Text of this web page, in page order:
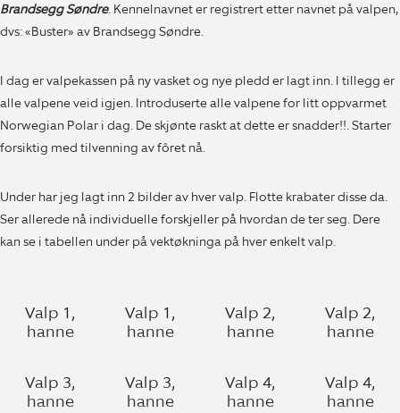
Brandsegg Søndre. Kennelnavnet er registrert etter navnet på valpen,
dvs: «Buster» av Brandsegg Søndre.
I dag er valpekassen på ny vasket og nye pledd er lagt inn. I tillegg er
alle valpene veid igjen. Introduserte alle valpene for litt oppvarmet
Norwegian Polar i dag. De skjønte raskt at dette er snadder!!. Starter
forsiktig med tilvenning av fôret nå.
Under har jeg lagt inn 2 bilder av hver valp. Flotte krabater disse da.
Ser allerede nå individuelle forskjeller på hvordan de ter seg. Dere
kan se i tabellen under på vektøkninga på hver enkelt valp.
Valp 1,
hanne
Valp 1,
hanne
Valp 2,
hanne
Valp 2,
hanne
Valp 3,
hanne
Valp 3,
hanne
Valp 4,
hanne
Valp 4,
hanne